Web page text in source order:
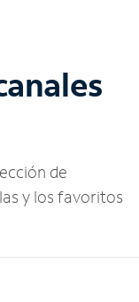
de
y los favoritos